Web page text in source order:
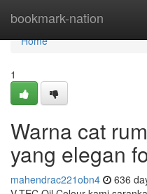
bookmark-nation
Home
Home
1
Warna cat
yang elegan
mahendrac221obn4 636